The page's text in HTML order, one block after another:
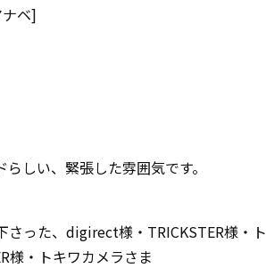
ベ]
しい、緊張した雰囲気です。
さった、digirect様・TRICKSTER様・
様・トキワカメラさま